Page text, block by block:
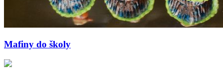
Mafiny do školy